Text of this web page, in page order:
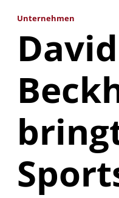
Unternehmen
David